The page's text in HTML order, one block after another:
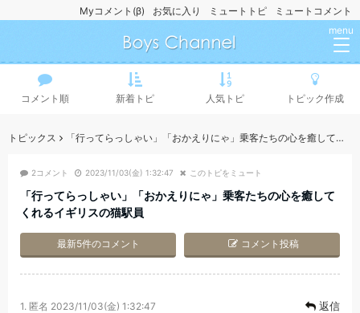
ミュートコメント
ミュートトピ
お気に入り
Myコメント(β)
menu
コメント順 新着トピ 人気トピ トピック作成
トピックス 「行ってらっしゃい」「おかえりにゃ」乗客たちの心を癒してくれるイギリスの猫駅員
2コメント 2023/11/03(金) 1:32:47 このトピをミュート
「行ってらっしゃい」「おかえりにゃ」乗客たちの心を癒して
くれるイギリスの猫駅員
コメント投稿
最新5件のコメント
1. 匿名 2023/11/03(金) 1:32:47 返信